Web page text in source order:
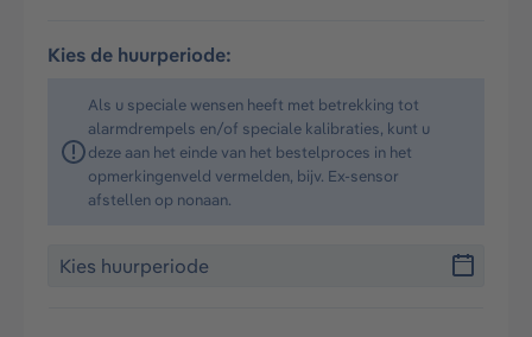
Kies de huurperiode:
Als u speciale wensen heeft met betrekking tot
alarmdrempels en/of speciale kalibraties, kunt u
deze aan het einde van het bestelproces in het
opmerkingenveld vermelden, bijv. Ex-sensor
afstellen op nonaan.